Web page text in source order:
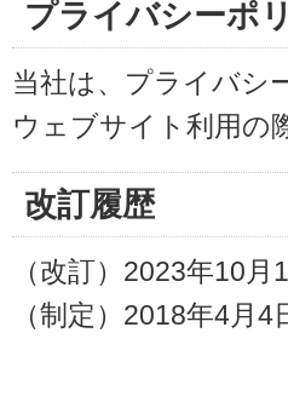
プライバシーポ
当社は、プライバシ
ウェブサイト利用の
改訂履歴
（改訂）2023年10
（制定）2018年4月4